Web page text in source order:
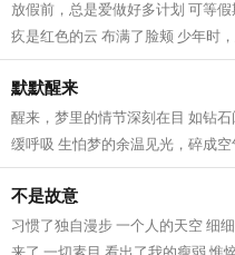
放假前，总是爱做好多计划 可等
疚是红色的云 布满了脸颊 少年时
现好多梦想原来都很可笑 怅惘是...
默默醒来
醒来，梦里的情节深刻在目 如钻
缓呼吸 生怕梦的余温见光，碎成
然没有在我身边 你也并没有答应，
不是故意
习惯了独自漫步 一个人的天空 细